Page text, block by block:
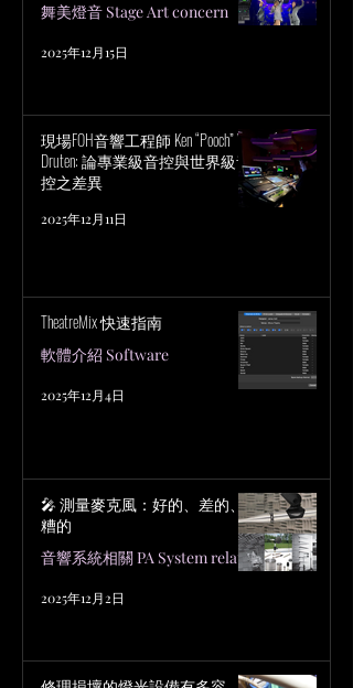
舞美燈音 Stage Art concern
2025年12月15日
現場FOH音響工程師 Ken “Pooch” Van
Druten: 論專業級音控與世界級音
控之差異
2025年12月11日
TheatreMix 快速指南
軟體介紹 Software
2025年12月4日
🎤 測量麥克風：好的、差的、
糟的
音響系統相關 PA System related
2025年12月2日